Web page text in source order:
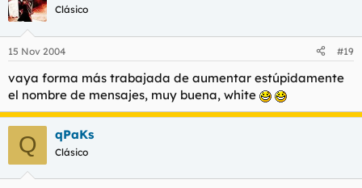
Clásico
15 Nov 2004 #19
vaya forma más trabajada de aumentar estúpidamente
el nombre de mensajes, muy buena, white
Q qPaKs
Clásico